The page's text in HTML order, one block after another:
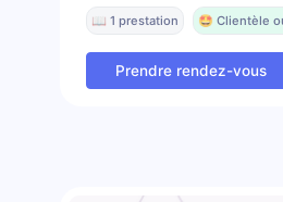
📖 1 prestation 🤩 Clientèle
Prendre rendez-vous